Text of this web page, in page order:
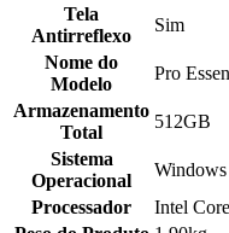
Tela
Antirreflexo
Sim
Nome do
Modelo
Pro
Armazenamento
Total
512GB
Sistema
Operacional
Processador
Intel